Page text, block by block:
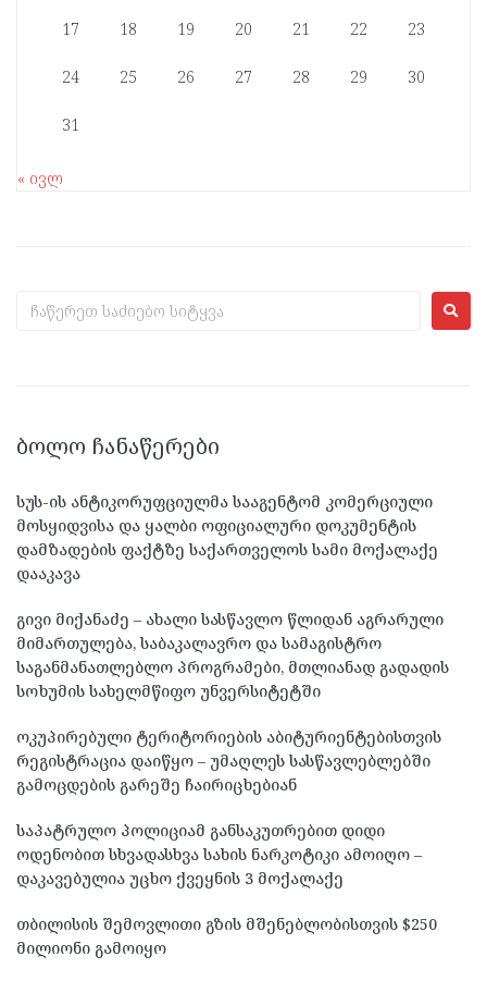
17 18 19 20 21 22 23
24 25 26 27 28 29 30
31
« ივლ
ᲑᲝᲚᲝ ᲩᲐᲜᲐᲬᲔᲠᲔᲑᲘ
სუს-ის ანტიკორუფციულმა სააგენტომ კომერციული
მოსყიდვისა და ყალბი ოფიციალური დოკუმენტის
დამზადების ფაქტზე საქართველოს სამი მოქალაქე
დააკავა
გივი მიქანაძე – ახალი სასწავლო წლიდან აგრარული
მიმართულება, საბაკალავრო და სამაგისტრო
საგანმანათლებლო პროგრამები, მთლიანად გადადის
სოხუმის სახელმწიფო უნვერსიტეტში
ოკუპირებული ტერიტორიების აბიტურიენტებისთვის
რეგისტრაცია დაიწყო – უმაღლეს სასწავლებლებში
გამოცდების გარეშე ჩაირიცხებიან
საპატრულო პოლიციამ განსაკუთრებით დიდი
ოდენობით სხვადასხვა სახის ნარკოტიკი ამოიღო –
დაკავებულია უცხო ქვეყნის 3 მოქალაქე
თბილისის შემოვლითი გზის მშენებლობისთვის $250
მილიონი გამოიყო